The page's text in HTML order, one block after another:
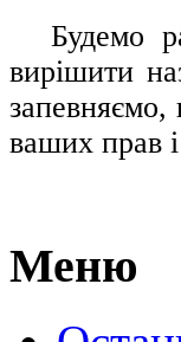
Будемо
вирішити
запевняємо,
ваших прав
Меню